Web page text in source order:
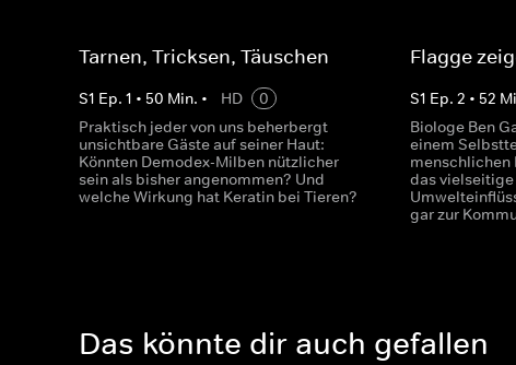
Tarnen, Tricksen, Täuschen
S1 Ep. 1 • 50 Min. • HD
0
Praktisch jeder von uns beherbergt
unsichtbare Gäste auf seiner Haut:
Könnten Demodex-Milben nützlicher
sein als bisher angenommen? Und
welche Wirkung hat Keratin bei Tieren?
Flagge
S1 Ep.2 • 52
Biologe Ben
einem
menschlichen
das
gar zur
Das könnte dir auch gefallen